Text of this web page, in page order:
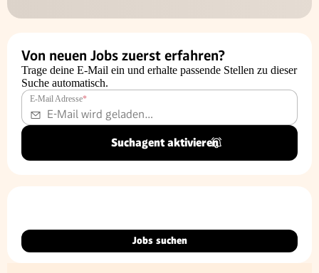
Von neuen Jobs zuerst erfahren?
Trage deine E-Mail ein und erhalte passende Stellen zu dieser
Suche automatisch.
E-Mail Adresse*
Suchagent aktivieren
Jobs suchen